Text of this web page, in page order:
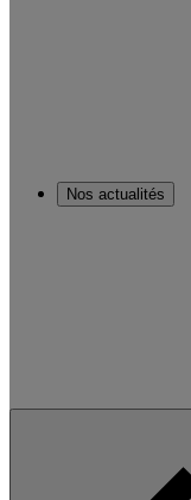
Nos actualités